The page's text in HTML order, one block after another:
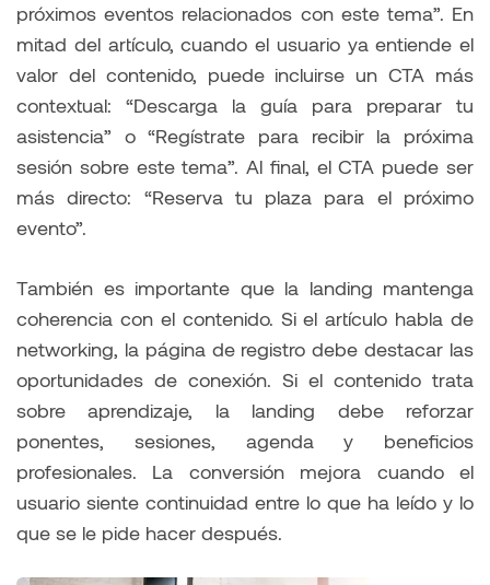
próximos eventos relacionados con este tema”. En
mitad del artículo, cuando el usuario ya entiende el
valor del contenido, puede incluirse un CTA más
contextual: “Descarga la guía para preparar tu
asistencia” o “Regístrate para recibir la próxima
sesión sobre este tema”. Al final, el CTA puede ser
más directo: “Reserva tu plaza para el próximo
evento”.
También es importante que la landing mantenga
coherencia con el contenido. Si el artículo habla de
networking, la página de registro debe destacar las
oportunidades de conexión. Si el contenido trata
sobre aprendizaje, la landing debe reforzar
ponentes, sesiones, agenda y beneficios
profesionales. La conversión mejora cuando el
usuario siente continuidad entre lo que ha leído y lo
que se le pide hacer después.